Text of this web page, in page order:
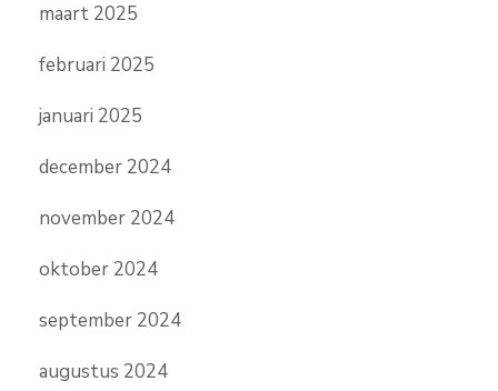
maart 2025
februari 2025
januari 2025
december 2024
november 2024
oktober 2024
september 2024
augustus 2024